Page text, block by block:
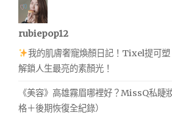
rubiepop12
我的肌膚奢寵煥顏日記！Tixel提可
解鎖人生最亮的素顏光！
《美容》高雄霧眉哪裡好？MissQ私睫
格＋後期恢復全紀錄）